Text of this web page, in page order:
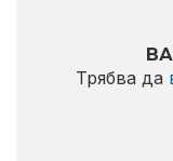
Трябва да